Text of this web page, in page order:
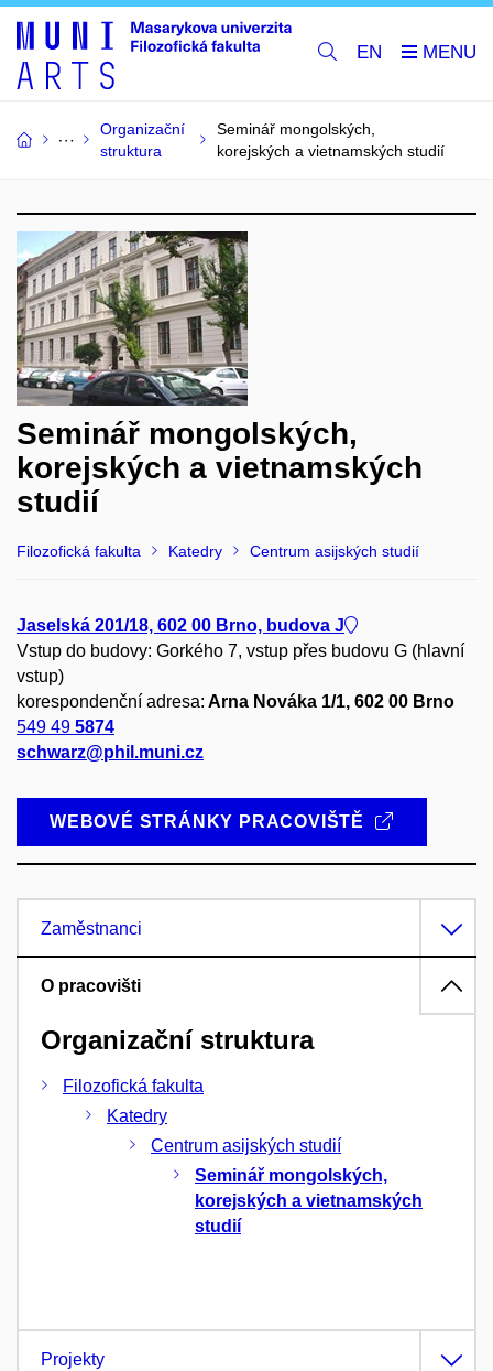
EN
Organizační
struktura
Seminář mongolských,
korejských a vietnamských studií
Seminář mongolských,
korejských a vietnamských
studií
Filozofická fakulta Katedry Centrum asijských studií
Jaselská 201/18, 602 00 Brno, budova J
Vstup do budovy: Gorkého 7, vstup přes budovu G (hlavní
vstup)
korespondenční adresa: Arna Nováka 1/1, 602 00 Brno
549 49 5874
schwarz@phil.muni.cz
WEBOVÉ STRÁNKY PRACOVIŠTĚ
Zaměstnanci
O pracovišti
Organizační struktura
Filozofická fakulta
Katedry
Centrum asijských studií
Seminář mongolských,
korejských a vietnamských
studií
Projekty